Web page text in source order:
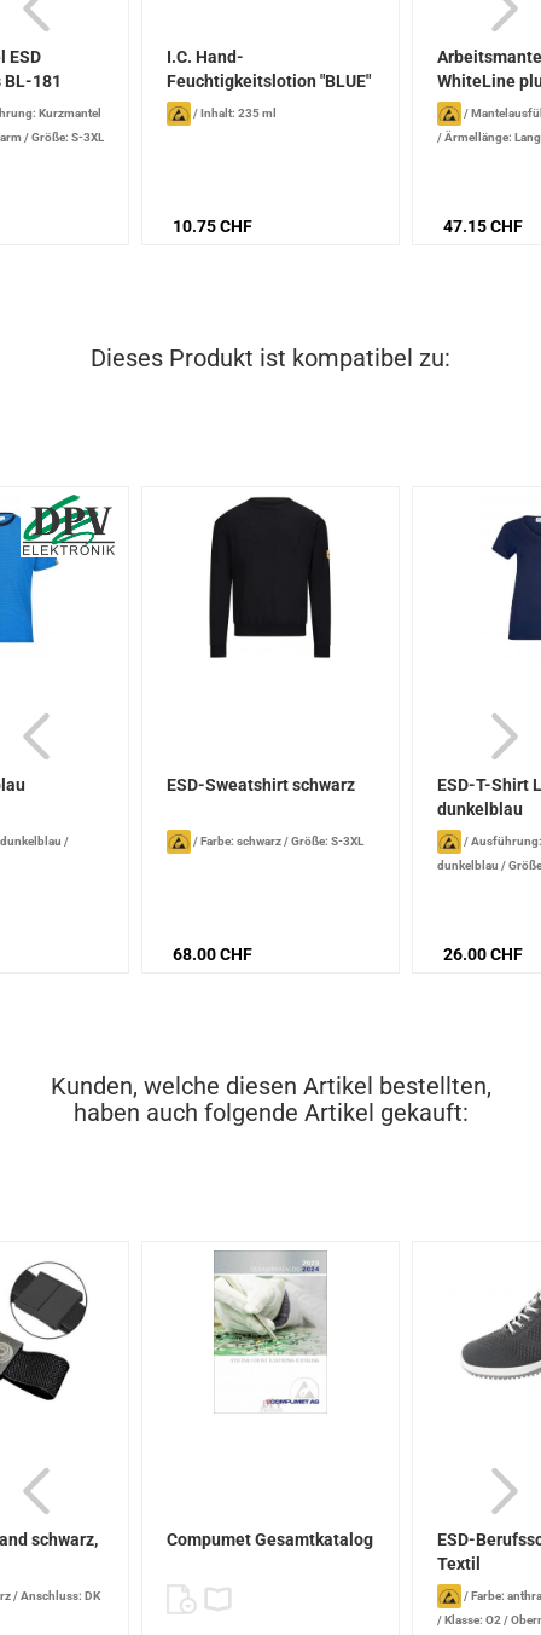
ESD
181
Kurzmantel
/Größe: S-3XL
I.C. Hand-
Feuchtigkeitslotion "BLUE"
235...
/Inhalt: 235 ml
10.75 CHF
WhiteLine
Kurzform,...
/
/Ärmellänge:
47.15 CHF
Dieses Produkt ist kompatibel zu:
/
ESD-Sweatshirt schwarz
/Farbe: schwarz/Größe: S-3XL
68.00 CHF
ESD-T-Shirt
dunkelblau
/
dunkelblau /
26.00 CHF
Kunden, welche diesen Artikel bestellten,
haben auch folgende Artikel gekauft:
schwarz,
/Anschluss: DK
Compumet Gesamtkatalog
ESD-
Textil
/Farbe:
/Klasse: O2 /